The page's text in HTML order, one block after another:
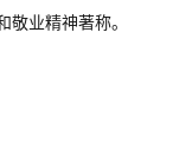
敬业精神著称。